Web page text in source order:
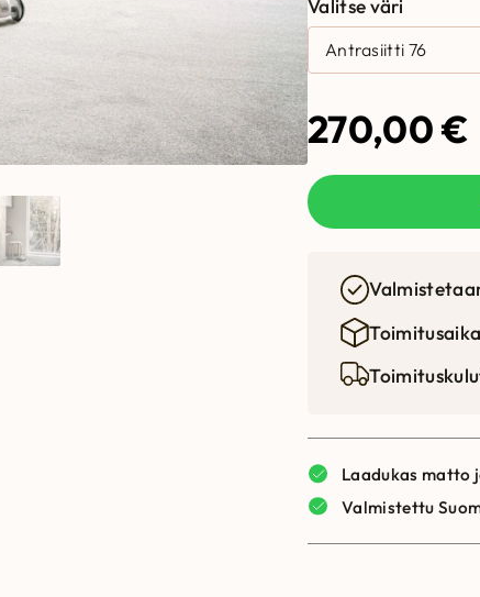
Valitse väri
270,00€
Laadukas matto
Valmistettu